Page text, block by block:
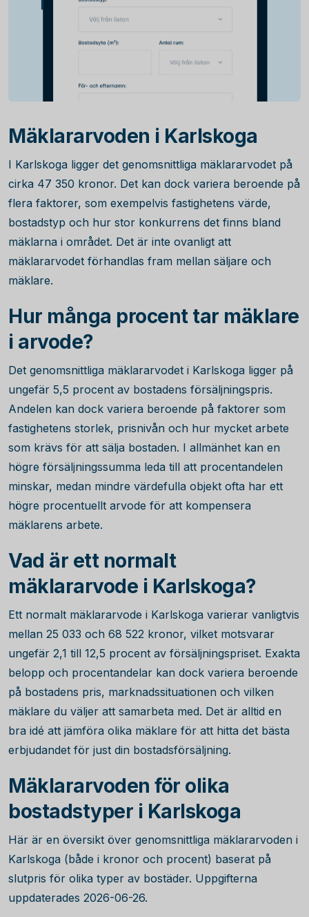
Mäklararvoden i Karlskoga
I Karlskoga ligger det genomsnittliga mäklararvodet på
cirka 47 350 kronor. Det kan dock variera beroende på
flera faktorer, som exempelvis fastighetens värde,
bostadstyp och hur stor konkurrens det finns bland
mäklarna i området. Det är inte ovanligt att
mäklararvodet förhandlas fram mellan säljare och
mäklare.
Hur många procent tar mäklare
i arvode?
Det genomsnittliga mäklararvodet i Karlskoga ligger på
ungefär 5,5 procent av bostadens försäljningspris.
Andelen kan dock variera beroende på faktorer som
fastighetens storlek, prisnivån och hur mycket arbete
som krävs för att sälja bostaden. I allmänhet kan en
högre försäljningssumma leda till att procentandelen
minskar, medan mindre värdefulla objekt ofta har ett
högre procentuellt arvode för att kompensera
mäklarens arbete.
Vad är ett normalt
mäklararvode i Karlskoga?
Ett normalt mäklararvode i Karlskoga varierar vanligtvis
mellan 25 033 och 68 522 kronor, vilket motsvarar
ungefär 2,1 till 12,5 procent av försäljningspriset. Exakta
belopp och procentandelar kan dock variera beroende
på bostadens pris, marknadssituationen och vilken
mäklare du väljer att samarbeta med. Det är alltid en
bra idé att jämföra olika mäklare för att hitta det bästa
erbjudandet för just din bostadsförsäljning.
Mäklararvoden för olika
bostadstyper i Karlskoga
Här är en översikt över genomsnittliga mäklararvoden i
Karlskoga (både i kronor och procent) baserat på
slutpris för olika typer av bostäder. Uppgifterna
uppdaterades 2026-06-26.